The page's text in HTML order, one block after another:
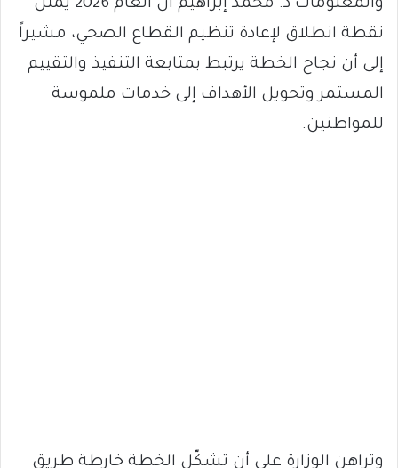
والمعلومات د. محمد إبراهيم أن العام 2026 يمثل
نقطة انطلاق لإعادة تنظيم القطاع الصحي، مشيراً
إلى أن نجاح الخطة يرتبط بمتابعة التنفيذ والتقييم
المستمر وتحويل الأهداف إلى خدمات ملموسة
للمواطنين.
وتراهن الوزارة على أن تشكّل الخطة خارطة طريق